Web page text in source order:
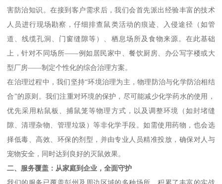
害防治知识。在接到客户需求后，我们会首先派出经验丰富的技术
人员进行现场勘察，仔细排查鼠类活动的痕迹、入侵途径（如管
道、线缆孔洞、门窗缝隙等）、栖息场所及食物来源。在此基础
上，针对不同场所——例如居民家中、餐饮厨房、办公写字楼或大
型厂房——制定个性化的综合治理方案。
在治理过程中，我们坚持“环境治理为主，物理防治与化学防治相结
合”的原则。我们注重对环境的保护，尽可能减少化学药水的使用，
优先采用粘鼠板、捕鼠笼等物理方式，以及调整环境（如封堵缝
隙、清理杂物、管理垃圾）等非化学手段。如需使用药物，也会选
择低毒、高效、环保的剂型，并由专业人员精准投放，确保对人与
宠物安全，同时达到良好的灭鼠效果。
二、服务覆盖：从家庭到企业，全面守护
我们的服务已覆盖彭州及周边区域的多种场所，积累了丰富的实战